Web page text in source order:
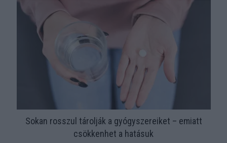
Sokan rosszul tárolják a gyógyszereiket – emiatt
csökkenhet a hatásuk